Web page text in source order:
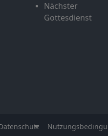
Nächster
Gottesdienst